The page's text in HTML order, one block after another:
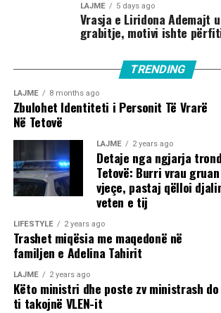
LAJME 5 days ago
Vrasja e Liridona Ademajt
grabitje, motivi ishte
TRENDING
LAJME 8 months ago
Zbulohet Identiteti i Personit Të Vrarë
Në Tetovë
LAJME 2 years ago
Detaje nga ngjarja
Tetovë: Burri vrau
vjeçe, pastaj qëlloi
veten e tij
LIFESTYLE 2 years ago
Trashet miqësia me maqedonë në
familjen e Adelina Tahirit
LAJME 2 years ago
Këto ministri dhe poste zv ministrash do
ti takojnë VLEN-it